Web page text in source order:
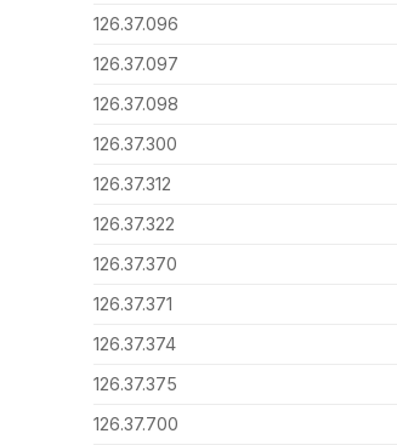
126.37.096
126.37.097
126.37.098
126.37.300
126.37.312
126.37.322
126.37.370
126.37.371
126.37.374
126.37.375
126.37.700